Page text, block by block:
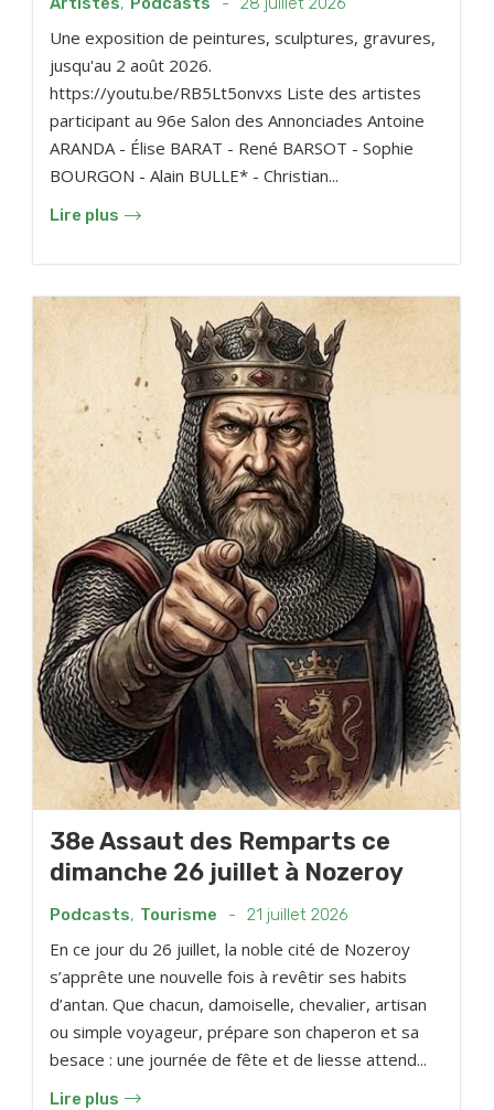
Une exposition de peintures, sculptures, gravures,
jusqu'au 2 août 2026.
https://youtu.be/RB5Lt5onvxs Liste des artistes
participant au 96e Salon des Annonciades Antoine
ARANDA - Élise BARAT - René BARSOT - Sophie
BOURGON - Alain BULLE* - Christian...
Lire plus
38e Assaut des Remparts ce
dimanche 26 juillet à Nozeroy
Podcasts, Tourisme - 21 juillet 2026
En ce jour du 26 juillet, la noble cité de Nozeroy
s’apprête une nouvelle fois à revêtir ses habits
d’antan. Que chacun, damoiselle, chevalier, artisan
ou simple voyageur, prépare son chaperon et sa
besace : une journée de fête et de liesse attend...
Lire plus